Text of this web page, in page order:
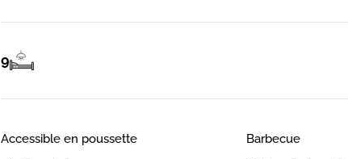
9
Accessible en poussette
Barbecue